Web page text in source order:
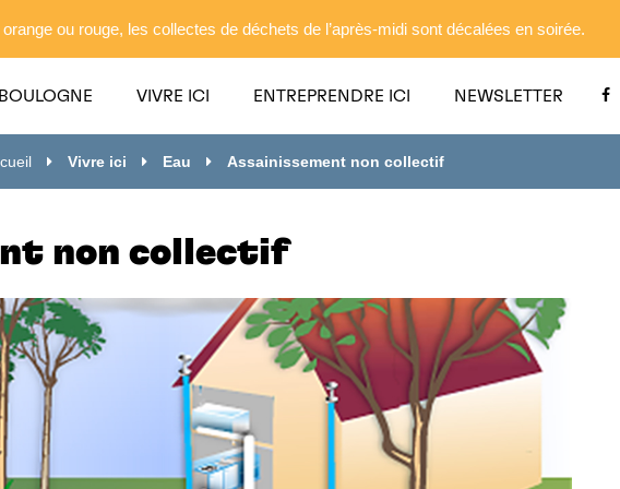
ou rouge, les collectes de déchets de l’après-midi sont décalées en soirée.
VIVRE ICI ENTREPRENDRE ICI NEWSLETTER
Vivre ici Eau Assainissement non collectif
non collectif